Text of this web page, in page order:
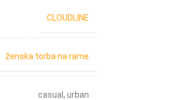
CLOUDLINE
ženska torba na rame
casual , urban